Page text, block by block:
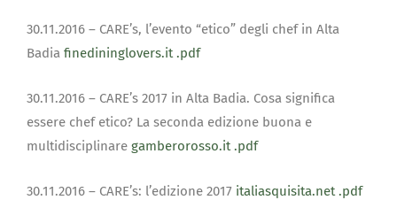
30.11.2016 – CARE’s, l’evento “etico” degli chef in Alta
Badia finedininglovers.it .pdf
30.11.2016 – CARE’s 2017 in Alta Badia. Cosa significa
essere chef etico? La seconda edizione buona e
multidisciplinare gamberorosso.it .pdf
30.11.2016 – CARE’s: l’edizione 2017 italiasquisita.net .pdf